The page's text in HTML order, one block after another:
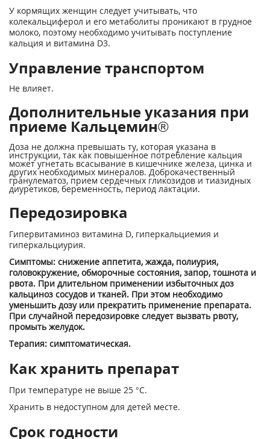
У кормящих женщин следует учитывать, что
колекальциферол и его метаболиты проникают в грудное
молоко, поэтому необходимо учитывать поступление
кальция и витамина D3.
Управление транспортом
Не влияет.
Дополнительные указания при
приеме Кальцемин®
Доза не должна превышать ту, которая указана в
инструкции, так как повышенное потребление кальция
может угнетать всасывание в кишечнике железа, цинка и
других необходимых минералов. Доброкачественный
гранулематоз, прием сердечных гликозидов и тиазидных
диуретиков, беременность, период лактации.
Передозировка
Гипервитаминоз витамина D, гиперкальциемия и
гиперкальциурия.
Симптомы: снижение аппетита, жажда, полиурия,
головокружение, обморочные состояния, запор, тошнота и
рвота. При длительном применении избыточных доз
кальциноз сосудов и тканей. При этом необходимо
уменьшить дозу или прекратить применение препарата.
При случайной передозировке следует вызвать рвоту,
промыть желудок.
Терапия: симптоматическая.
Как хранить препарат
При температуре не выше 25 °С.
Хранить в недоступном для детей месте.
Срок годности